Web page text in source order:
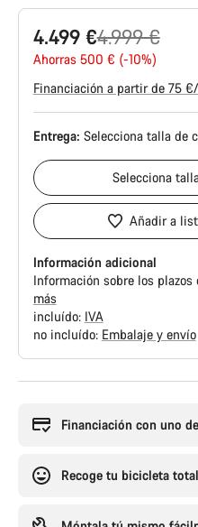
4.499 €
Precio
original
4.999 €
Ahorras 500 € (-10%)
Financiación a partir de 75
Entrega: Selecciona talla de
Selecciona
Añadir a
Información adicional
Información sobre los plazos
más
incluído: IVA
no incluído: Embalaje y envío
compra
Financiación con uno
Recoge tu bicicleta